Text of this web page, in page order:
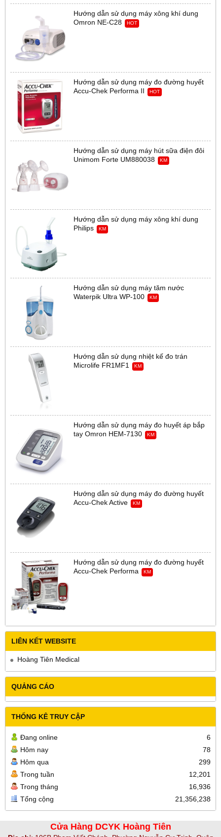
Hướng dẫn sử dụng máy xông khí dung
Omron NE-C28
HOT
Hướng dẫn sử dụng máy đo đường huyết
Accu-Chek Performa II
HOT
Hướng dẫn sử dụng máy hút sữa điện đôi
Unimom Forte UM880038
KM
Hướng dẫn sử dụng máy xông khí dung
Philips
KM
Hướng dẫn sử dụng máy tăm nước
Waterpik Ultra WP-100
KM
Hướng dẫn sử dụng nhiệt kế đo trán
Microlife FR1MF1
KM
Hướng dẫn sử dụng máy đo huyết áp bắp
tay Omron HEM-7130
KM
Hướng dẫn sử dụng máy đo đường huyết
Accu-Chek Active
KM
Hướng dẫn sử dụng máy đo đường huyết
Accu-Chek Performa
KM
LIÊN KẾT WEBSITE
Hoàng Tiên Medical
QUẢNG CÁO
THỐNG KÊ TRUY CẬP
Đang online
6
Hôm nay
78
Hôm qua
299
Trong tuần
12,201
Trong tháng
16,936
Tổng cộng
21,356,238
Cửa Hàng DCYK Hoàng Tiên